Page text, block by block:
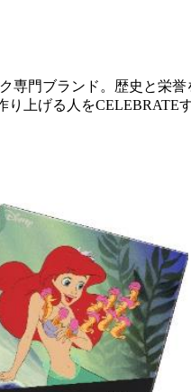
専門ブランド。歴史と栄
り上げる人を